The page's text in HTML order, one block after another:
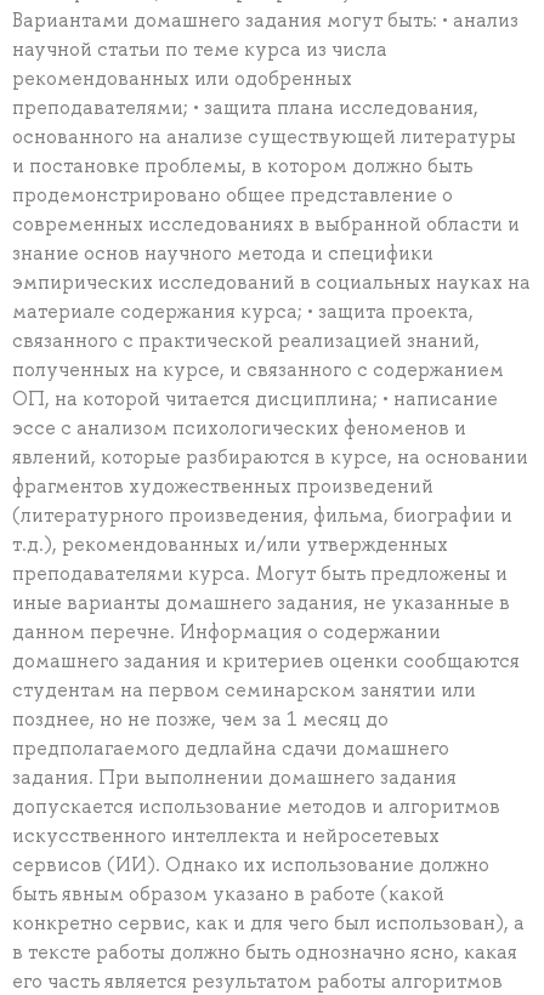
Вариантами домашнего задания могут быть: • анализ
научной статьи по теме курса из числа
рекомендованных или одобренных
преподавателями; • защита плана исследования,
основанного на анализе существующей литературы
и постановке проблемы, в котором должно быть
продемонстрировано общее представление о
современных исследованиях в выбранной области и
знание основ научного метода и специфики
эмпирических исследований в социальных науках на
материале содержания курса; • защита проекта,
связанного с практической реализацией знаний,
полученных на курсе, и связанного с содержанием
ОП, на которой читается дисциплина; • написание
эссе с анализом психологических феноменов и
явлений, которые разбираются в курсе, на основании
фрагментов художественных произведений
(литературного произведения, фильма, биографии и
т.д.), рекомендованных и/или утвержденных
преподавателями курса. Могут быть предложены и
иные варианты домашнего задания, не указанные в
данном перечне. Информация о содержании
домашнего задания и критериев оценки сообщаются
студентам на первом семинарском занятии или
позднее, но не позже, чем за 1 месяц до
предполагаемого дедлайна сдачи домашнего
задания. При выполнении домашнего задания
допускается использование методов и алгоритмов
искусственного интеллекта и нейросетевых
сервисов (ИИ). Однако их использование должно
быть явным образом указано в работе (какой
конкретно сервис, как и для чего был использован), а
в тексте работы должно быть однозначно ясно, какая
его часть является результатом работы алгоритмов